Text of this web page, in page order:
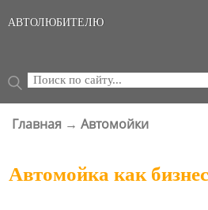
АВТОЛЮБИТЕЛЮ
ФОРМА ПОИСКА
Поиск
Главная → Автомойки
Автомойка как бизнес